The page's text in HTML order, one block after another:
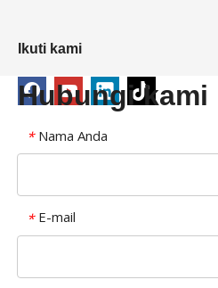
Ikuti kami
Hubungi kami
* Nama Anda
* E-mail